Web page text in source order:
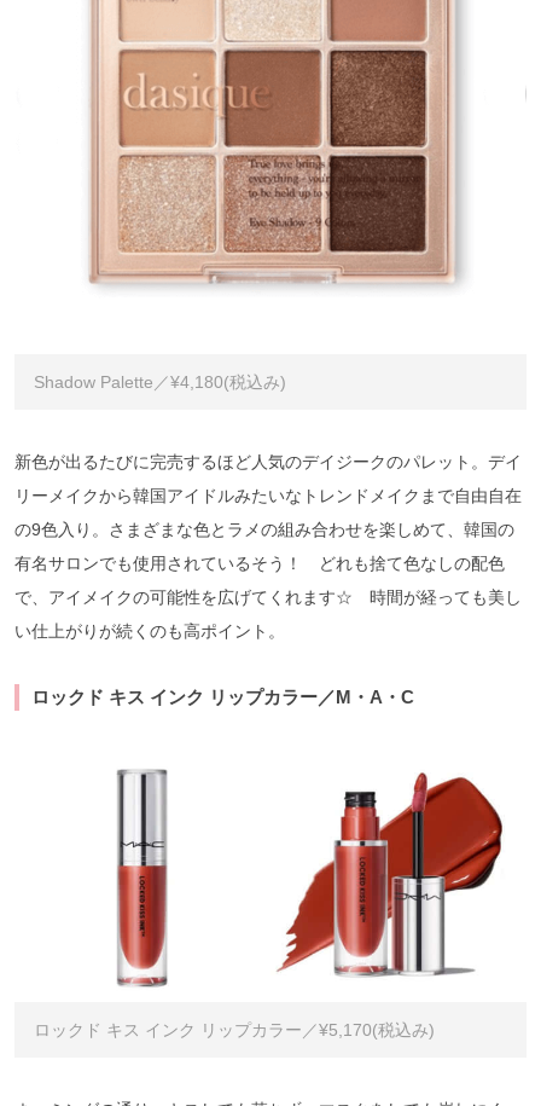
Shadow Palette／¥4,180(税込み)
新色が出るたびに完売するほど人気のデイジークのパレット。デイ
リーメイクから韓国アイドルみたいなトレンドメイクまで自由自在
の9色入り。さまざまな色とラメの組み合わせを楽しめて、韓国の
有名サロンでも使用されているそう！ どれも捨て色なしの配色
で、アイメイクの可能性を広げてくれます☆ 時間が経っても美し
い仕上がりが続くのも高ポイント。
ロックド キス インク リップカラー／M・A・C
ロックド キス インク リップカラー／¥5,170(税込み)